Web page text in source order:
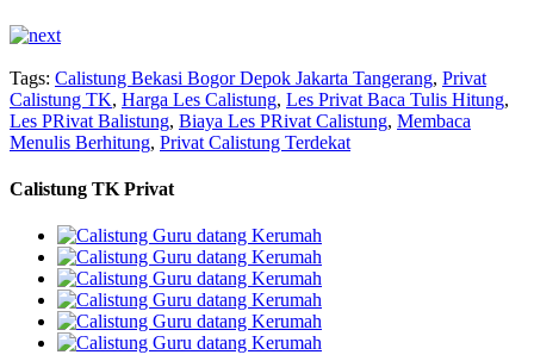
Tags: Calistung Bekasi Bogor Depok Jakarta Tangerang, Privat
Calistung TK, Harga Les Calistung, Les Privat Baca Tulis Hitung,
Les PRivat Balistung, Biaya Les PRivat Calistung, Membaca
Menulis Berhitung, Privat Calistung Terdekat
Calistung TK Privat